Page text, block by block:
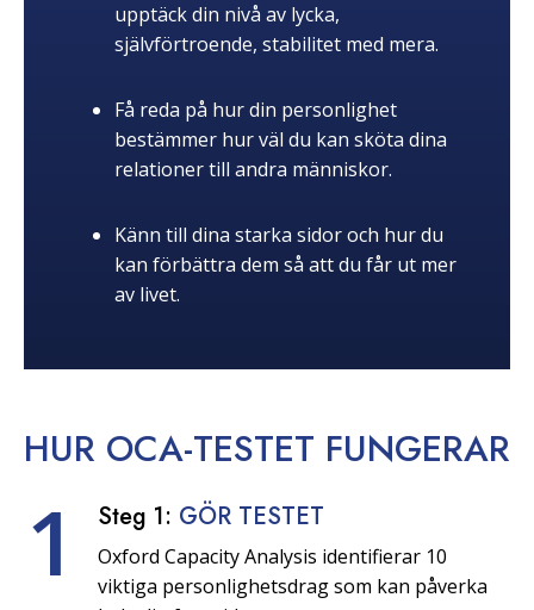
upptäck din nivå av lycka,
självförtroende, stabilitet med mera.
Få reda på hur din personlighet
bestämmer hur väl du kan sköta dina
relationer till andra människor.
Känn till dina starka sidor och hur du
kan förbättra dem så att du får ut mer
av livet.
HUR OCA-TESTET FUNGERAR
1 Steg 1: GÖR TESTET
Oxford Capacity Analysis identifierar 10
viktiga personlighetsdrag som kan påverka